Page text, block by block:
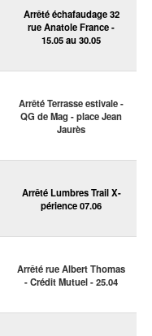
Arrêté échafaudage 32
rue Anatole France -
15.05 au 30.05
Arrêté Terrasse estivale -
QG de Mag - place Jean
Jaurès
Arrêté Lumbres Trail X-
périence 07.06
Arrêté rue Albert Thomas
- Crédit Mutuel - 25.04